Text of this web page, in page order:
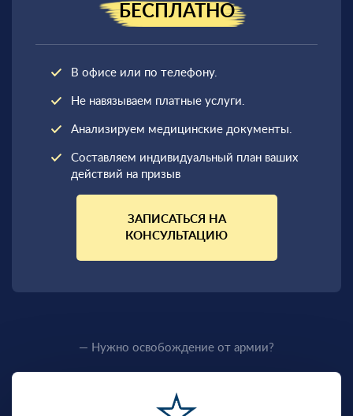
БЕСПЛАТНО
В офисе или по телефону.
Не навязываем платные услуги.
Анализируем медицинские документы.
Составляем индивидуальный план ваших
действий на призыв
ЗАПИСАТЬСЯ НА
КОНСУЛЬТАЦИЮ
— Нужно освобождение от армии?